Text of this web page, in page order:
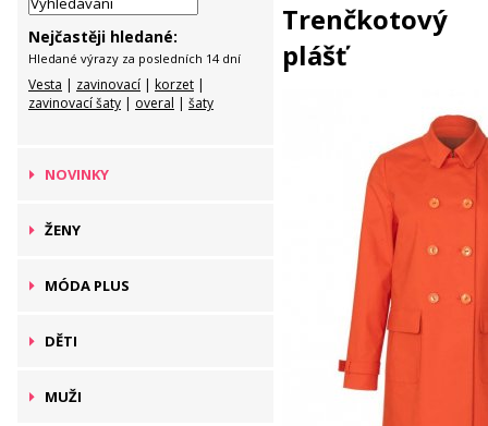
Nejčastěji hledané:
Hledané výrazy za posledních 14 dní
Vesta | zavinovací | korzet |
zavinovací šaty | overal | šaty
NOVINKY
ŽENY
MÓDA PLUS
DĚTI
MUŽI
Trenčkotový
plášť